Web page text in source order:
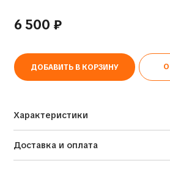
6 500 ₽
ДОБАВИТЬ В КОРЗИНУ
Характеристики
Доставка и оплата